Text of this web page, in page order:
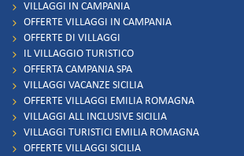
VILLAGGI IN CAMPANIA
OFFERTE VILLAGGI IN CAMPANIA
OFFERTE DI VILLAGGI
IL VILLAGGIO TURISTICO
OFFERTA CAMPANIA SPA
VILLAGGI VACANZE SICILIA
OFFERTE VILLAGGI EMILIA ROMAGNA
VILLAGGI ALL INCLUSIVE SICILIA
VILLAGGI TURISTICI EMILIA ROMAGNA
OFFERTE VILLAGGI SICILIA